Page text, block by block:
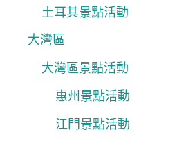
土耳其景點活動
大灣區
大灣區景點活動
惠州景點活動
江門景點活動